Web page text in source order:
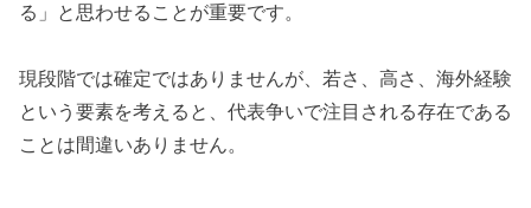
る」と思わせることが重要です。
現段階では確定ではありませんが、若さ、高さ、海外経験
という要素を考えると、代表争いで注目される存在である
ことは間違いありません。